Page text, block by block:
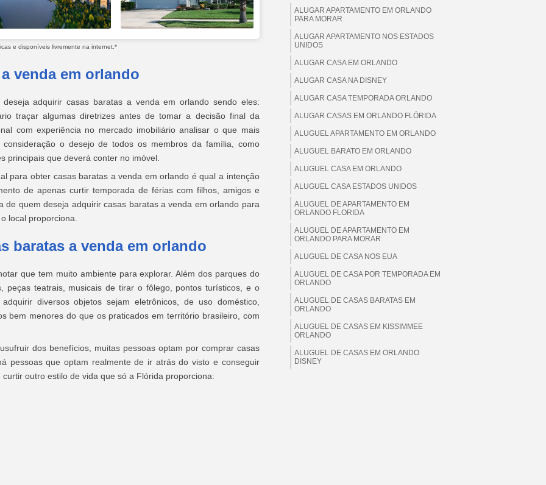
e disponíveis livremente na internet.*
venda em orlando
adquirir casas baratas a venda em orlando sendo eles:
traçar algumas diretrizes antes de tomar a decisão final da
com experiência no mercado imobiliário analisar o que mais
o desejo de todos os membros da família, como
principais que deverá conter no imóvel.
para obter casas baratas a venda em orlando é qual a intenção
de apenas curtir temporada de férias com filhos, amigos e
de quem deseja adquirir casas baratas a venda em orlando para
local proporciona.
baratas a venda em orlando
que tem muito ambiente para explorar. Além dos parques do
peças teatrais, musicais de tirar o fôlego, pontos turísticos, e o
diversos objetos sejam eletrônicos, de uso doméstico,
bem menores do que os praticados em território brasileiro, com
dos benefícios, muitas pessoas optam por comprar casas
pessoas que optam realmente de ir atrás do visto e conseguir
outro estilo de vida que só a Flórida proporciona:
ALUGAR APARTAMENTO EM ORLANDO
PARA MORAR
ALUGAR APARTAMENTO NOS ESTADOS
UNIDOS
ALUGAR CASA EM ORLANDO
ALUGAR CASA NA DISNEY
ALUGAR CASA TEMPORADA ORLANDO
ALUGAR CASAS EM ORLANDO FLÓRIDA
ALUGUEL APARTAMENTO EM ORLANDO
ALUGUEL BARATO EM ORLANDO
ALUGUEL CASA EM ORLANDO
ALUGUEL CASA ESTADOS UNIDOS
ALUGUEL DE APARTAMENTO EM
ORLANDO FLORIDA
ALUGUEL DE APARTAMENTO EM
ORLANDO PARA MORAR
ALUGUEL DE CASA NOS EUA
ALUGUEL DE CASA POR TEMPORADA EM
ORLANDO
ALUGUEL DE CASAS BARATAS EM
ORLANDO
ALUGUEL DE CASAS EM KISSIMMEE
ORLANDO
ALUGUEL DE CASAS EM ORLANDO
DISNEY